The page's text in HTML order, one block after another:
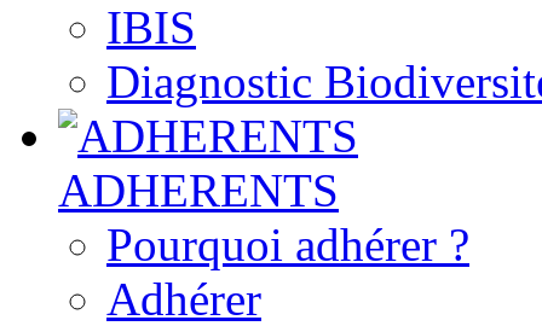
IBIS
Diagnostic
ADHERENTS
Pourquoi adhérer ?
Adhérer